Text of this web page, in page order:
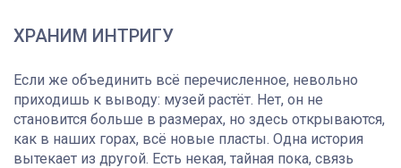
ХРАНИМ ИНТРИГУ
Если же объединить всё перечисленное, невольно
приходишь к выводу: музей растёт. Нет, он не
становится больше в размерах, но здесь открываются,
как в наших горах, всё новые пласты. Одна история
вытекает из другой. Есть некая, тайная пока, связь